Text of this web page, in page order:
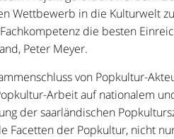
Wettbewerb in die Kulturwelt
die besten
Peter Meyer.
von Popkultur-
Arbeit auf nationalem
der saarländischen
Facetten der Popkultur, nicht